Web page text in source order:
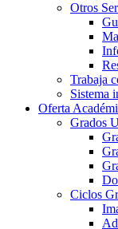
Otros
Trabaja
Sistema
Oferta
Grados
Ciclos